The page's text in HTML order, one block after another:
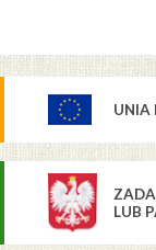
UNIA
LUB